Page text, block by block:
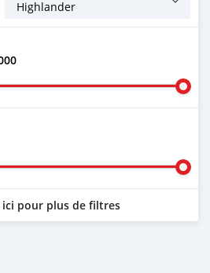
ici pour plus de filtres